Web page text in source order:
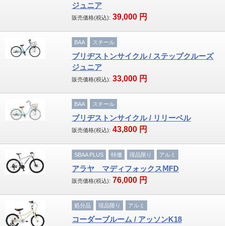
ジュニア
販売価格(税込): 39,000 円
BAA スチール
ブリヂストンサイクル / ステップクルーズ
ジュニア
販売価格(税込): 33,000 円
BAA スチール
ブリヂストンサイクル / リリーベル
販売価格(税込): 43,800 円
SBAA PLUS 特価 現品限り アルミ
アラヤ マディフォックスⅯFD
販売価格(税込): 76,000 円
処分品 現品限り アルミ
コーダーブルーム / アッソンK18